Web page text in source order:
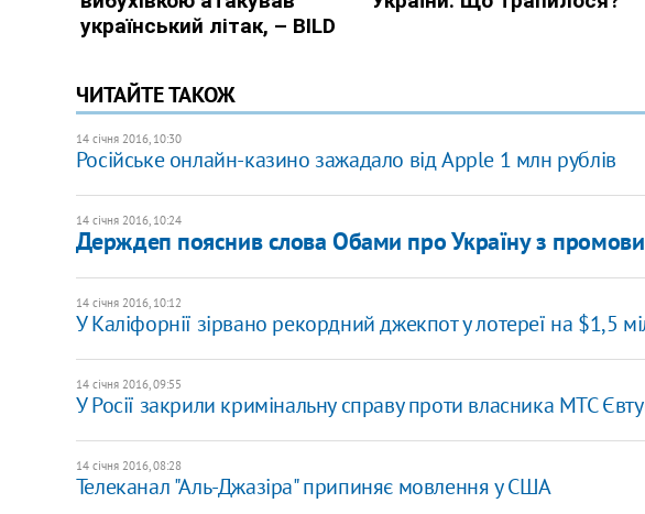
ЧИТАЙТЕ ТАКОЖ
14 січня 2016, 10:30
Російське онлайн-казино зажадало від Apple 1 млн рублів
14 січня 2016, 10:24
Держдеп пояснив слова Обами про Україну з промови
14 січня 2016, 10:12
У Каліфорнії зірвано рекордний джекпот у лотереї на $1,5
14 січня 2016, 09:55
У Росії закрили кримінальну справу проти власника МТС
14 січня 2016, 08:28
Телеканал "Аль-Джазіра" припиняє мовлення у США